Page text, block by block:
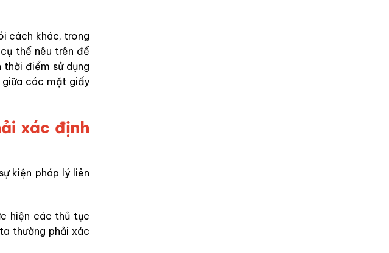
cách khác, trong
thể nêu trên để
điểm sử dụng
các mặt giấy
xác định
kiện pháp lý liên
hiện các thủ tục
thường phải xác